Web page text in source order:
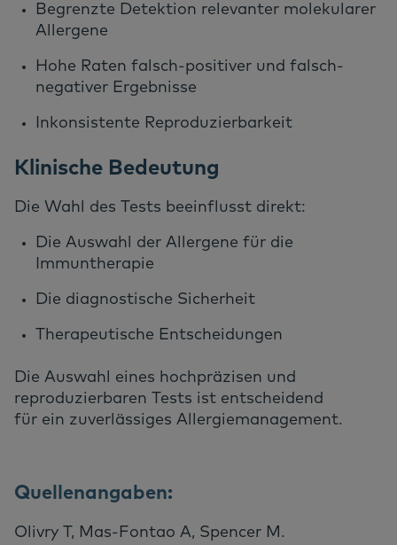
Begrenzte Detektion relevanter molekularer
Allergene
Hohe Raten falsch-positiver und falsch-
negativer Ergebnisse
Inkonsistente Reproduzierbarkeit
Klinische Bedeutung
Die Wahl des Tests beeinflusst direkt:
Die Auswahl der Allergene für die
Immuntherapie
Die diagnostische Sicherheit
Therapeutische Entscheidungen
Die Auswahl eines hochpräzisen und
reproduzierbaren Tests ist entscheidend
für ein zuverlässiges Allergiemanagement.
Quellenangaben:
Olivry T, Mas-Fontao A, Spencer M.